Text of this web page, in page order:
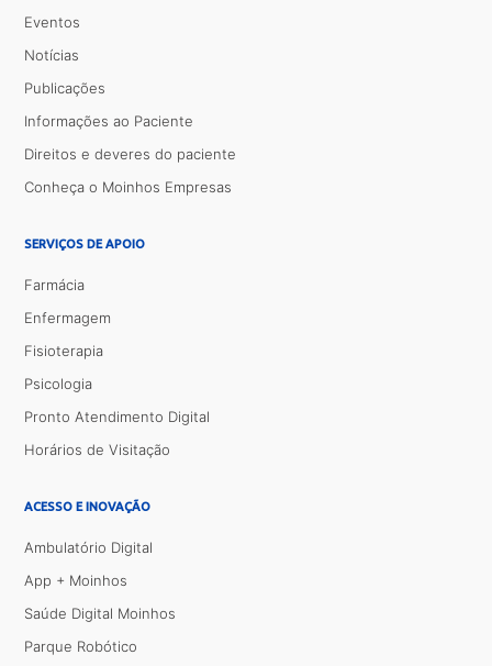
Eventos
Notícias
Publicações
Informações ao Paciente
Direitos e deveres do paciente
Conheça o Moinhos Empresas
SERVIÇOS DE APOIO
Farmácia
Enfermagem
Fisioterapia
Psicologia
Pronto Atendimento Digital
Horários de Visitação
ACESSO E INOVAÇÃO
Ambulatório Digital
App + Moinhos
Saúde Digital Moinhos
Parque Robótico